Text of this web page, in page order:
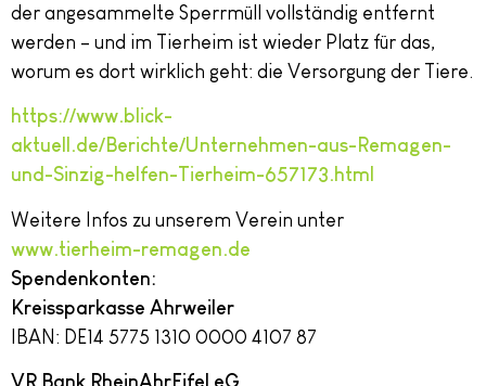
der angesammelte Sperrmüll vollständig entfernt
werden – und im Tierheim ist wieder Platz für das,
worum es dort wirklich geht: die Versorgung der Tiere.
https://www.blick-
aktuell.de/Berichte/Unternehmen-aus-Remagen-
und-Sinzig-helfen-Tierheim-657173.html
Weitere Infos zu unserem Verein unter
www.tierheim-remagen.de
Spendenkonten:
Kreissparkasse Ahrweiler
IBAN: DE14 5775 1310 0000 4107 87
VR Bank RheinAhrEifel eG